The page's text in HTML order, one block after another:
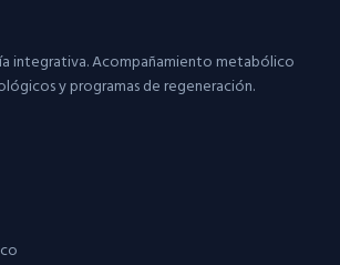
integrativa. Acompañamiento metabólico
y programas de regeneración.